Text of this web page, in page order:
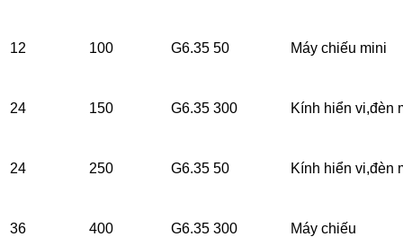
12 100 G6.35 50 Máy chiếu mini
24 150 G6.35 300 Kính hiển vi,đèn
24 250 G6.35 50 Kính hiển vi,đèn
36 400 G6.35 300 Máy chiếu